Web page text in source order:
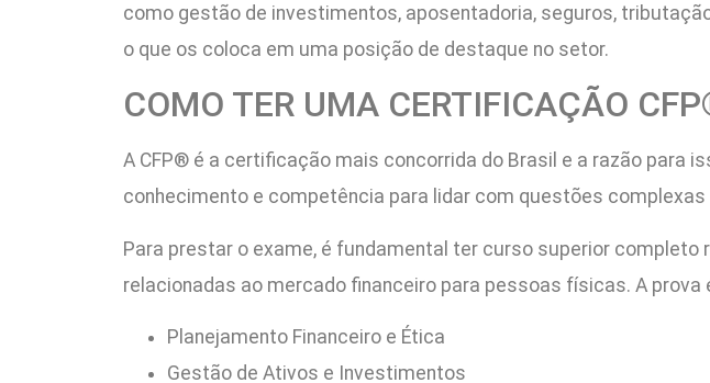
como gestão de investimentos, aposentadoria, seguros,
o que os coloca em uma posição de destaque no setor.
COMO TER UMA CERTIFICAÇÃO
A CFP® é a certificação mais concorrida do Brasil e a razão para
conhecimento e competência para lidar com questões
Para prestar o exame, é fundamental ter curso superior
relacionadas ao mercado financeiro para pessoas físicas. A
Planejamento Financeiro e Ética
Gestão de Ativos e Investimentos